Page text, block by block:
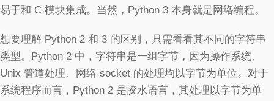
易于和 C 模块集成。当然，Python 3 本身就是网络编程。
想要理解 Python 2 和 3 的区别，只需看看其不同的字符串
类型。Python 2 中，字符串是一组字节，因为操作系统、
Unix 管道处理、网络 socket 的处理均以字节为单位。对于
系统程序而言，Python 2 是胶水语言，其处理以字节为单